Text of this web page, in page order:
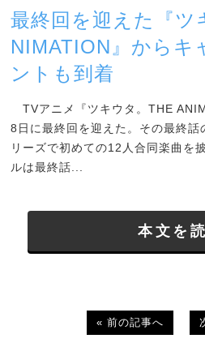
最終回を迎えた『ツ
NIMATION』からキ
ントも到着
TVアニメ『ツキウタ。THE
8日に最終回を迎えた。その最終話
リーズで初めての12人合同楽曲を
ルは最終話...
本文を
« 前の記事へ